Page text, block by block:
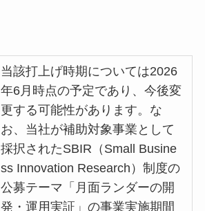
当該打上げ時期については2026
年6月時点の予定であり、今後変
更する可能性があります。な
お、当社が補助対象事業として
採択されたSBIR（Small Busine
ss Innovation Research）制度の
公募テーマ「月面ランダーの開
発・運用実証」の事業実施期間